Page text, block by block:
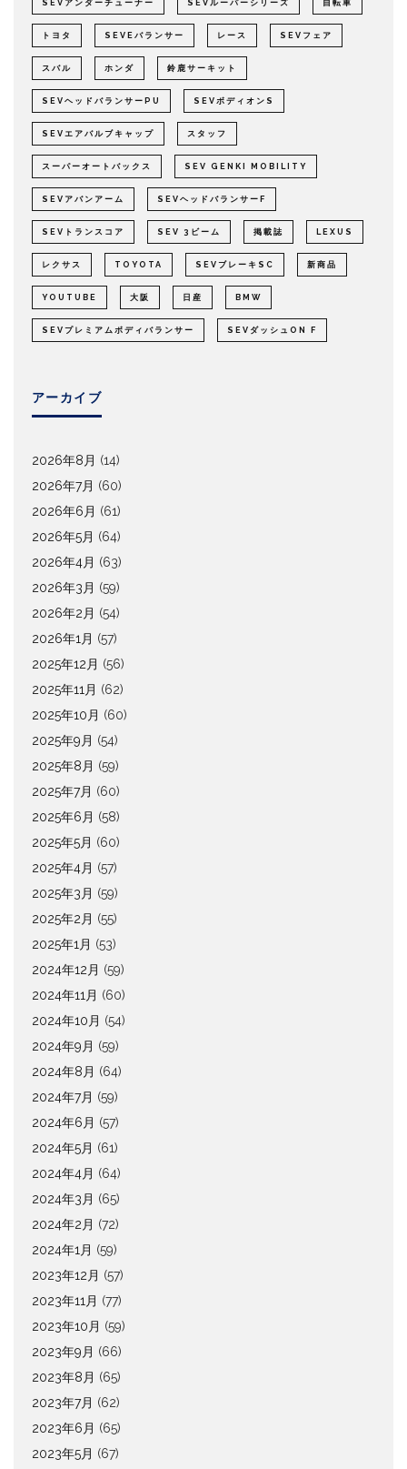
SEVアンダーチューナー SEVルーパーシリーズ 自転車
トヨタ SEVEバランサー レース SEVフェア
スバル ホンダ 鈴鹿サーキット
SEVヘッドバランサーPU SEVボディオンS
SEVエアバルブキャップ スタッフ
スーパーオートバックス SEV GENKI MOBILITY
SEVアバンアーム SEVヘッドバランサーF
SEVトランスコア SEV 3ビーム 掲載誌 LEXUS
レクサス TOYOTA SEVブレーキSC 新商品
YOUTUBE 大阪 日産 BMW
SEVプレミアムボディバランサー SEVダッシュON F
アーカイブ
2026年8月 (14)
2026年7月 (60)
2026年6月 (61)
2026年5月 (64)
2026年4月 (63)
2026年3月 (59)
2026年2月 (54)
2026年1月 (57)
2025年12月 (56)
2025年11月 (62)
2025年10月 (60)
2025年9月 (54)
2025年8月 (59)
2025年7月 (60)
2025年6月 (58)
2025年5月 (60)
2025年4月 (57)
2025年3月 (59)
2025年2月 (55)
2025年1月 (53)
2024年12月 (59)
2024年11月 (60)
2024年10月 (54)
2024年9月 (59)
2024年8月 (64)
2024年7月 (59)
2024年6月 (57)
2024年5月 (61)
2024年4月 (64)
2024年3月 (65)
2024年2月 (72)
2024年1月 (59)
2023年12月 (57)
2023年11月 (77)
2023年10月 (59)
2023年9月 (66)
2023年8月 (65)
2023年7月 (62)
2023年6月 (65)
2023年5月 (67)